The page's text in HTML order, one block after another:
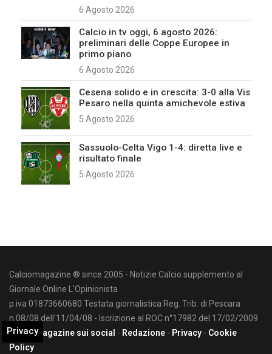
6 Agosto 2026
Calcio in tv oggi, 6 agosto 2026:
preliminari delle Coppe Europee in
primo piano
6 Agosto 2026
Cesena solido e in crescita: 3-0 alla Vis
Pesaro nella quinta amichevole estiva
5 Agosto 2026
Sassuolo-Celta Vigo 1-4: diretta live e
risultato finale
5 Agosto 2026
Calciomagazine ® since 2005 - Notizie Calcio supplemento al
Giornale Online L'Opinionista
p.iva 01873660680 Testata giornalistica Reg. Trib. di Pescara
n.08/08 dell'11/04/08 - Iscrizione al ROC n°17982 del 17/02/2009
Calciomagazine sui social - Redazione - Privacy - Cookie
Policy
Privacy